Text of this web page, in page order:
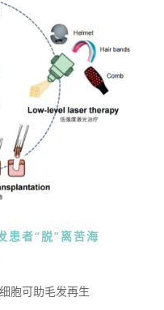
患者“脱”离苦海
胞可助毛发再生